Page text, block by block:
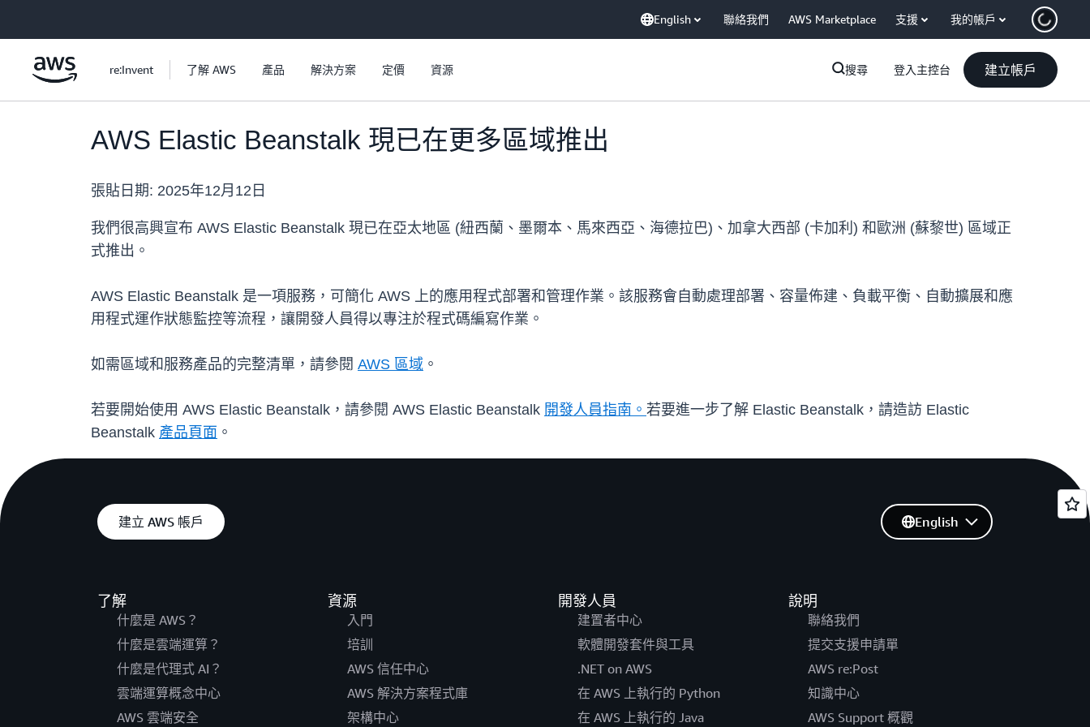
English 聯絡我們 AWS Marketplace 支援 我的帳戶
re:Invent 了解 AWS 產品 解決方案 定價 資源 搜尋 登入主控台 建立帳戶
AWS Elastic Beanstalk 現已在更多區域推出
張貼日期: 2025年12月12日
我們很高興宣布 AWS Elastic Beanstalk 現已在亞太地區 (紐西蘭、墨爾本、馬來西亞、海德拉巴)、加拿大西部 (卡加利) 和歐洲 (蘇黎世) 區域正
式推出。
AWS Elastic Beanstalk 是一項服務，可簡化 AWS 上的應用程式部署和管理作業。該服務會自動處理部署、容量佈建、負載平衡、自動擴展和應
用程式運作狀態監控等流程，讓開發人員得以專注於程式碼編寫作業。
如需區域和服務產品的完整清單，請參閱 AWS 區域 。
若要開始使用 AWS Elastic Beanstalk，請參閱 AWS Elastic Beanstalk 開發人員指南。 若要進一步了解 Elastic Beanstalk，請造訪 Elastic
Beanstalk 產品頁面 。
建立 AWS 帳戶
了解
什麼是 AWS？
什麼是雲端運算？
什麼是代理式 AI？
雲端運算概念中心
AWS 雲端安全
資源
入門
培訓
AWS 信任中心
AWS 解決方案程式庫
架構中心
開發人員
建置者中心
軟體開發套件與工具
.NET on AWS
在 AWS 上執行的 Python
在 AWS 上執行的 Java
說明
聯絡我們
提交支援申請單
AWS re:Post
知識中心
AWS Support 概觀
English